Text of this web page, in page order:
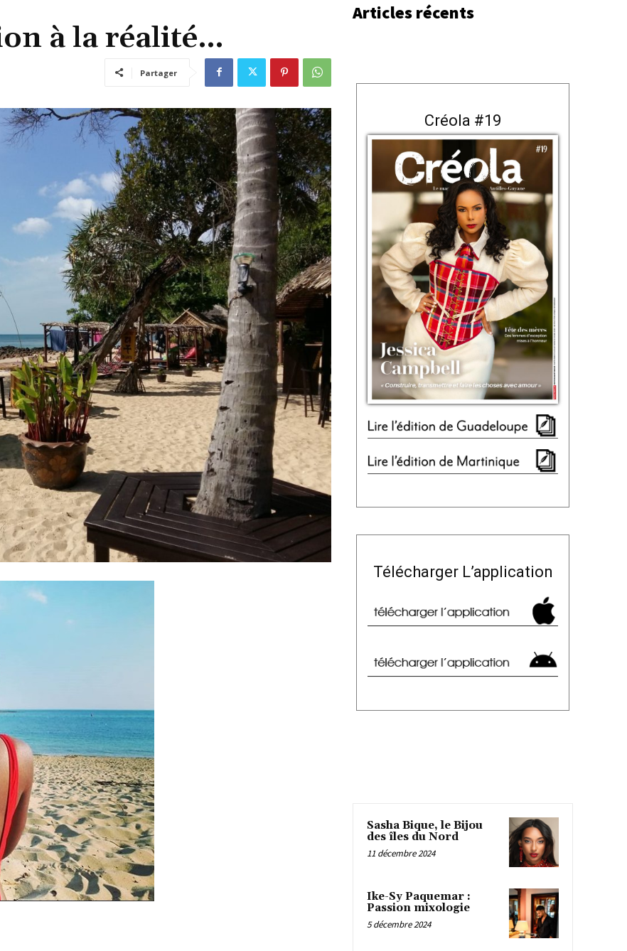
à la réalité…
Partager
Articles récents
Créola #19
Télécharger L’application
Sasha Bique, le Bijou
des îles du Nord
11 décembre 2024
Ike-Sy Paquemar :
Passion mixologie
5 décembre 2024